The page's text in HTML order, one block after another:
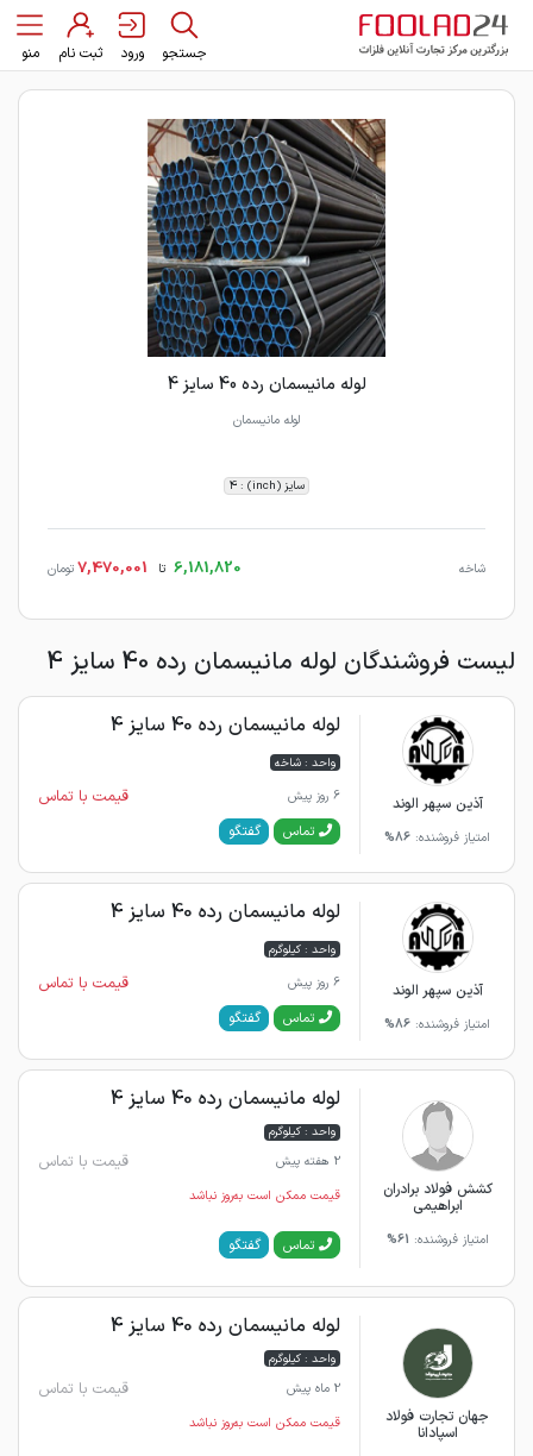
جستجو ورود ثبت نام منو
لوله مانیسمان رده 40 سایز 4
لوله مانیسمان
سایز (inch) : 4
شاخه 6,181,820 تا 7,470,001 تومان
لیست فروشندگان لوله مانیسمان رده 40 سایز 4
آذین سپهر الوند
امتیاز فروشنده: 86%
لوله مانیسمان رده 40 سایز 4
واحد : شاخه
6 روز پیش
قیمت با تماس
تماس گفتگو
آذین سپهر الوند
امتیاز فروشنده: 86%
لوله مانیسمان رده 40 سایز 4
واحد : کیلوگرم
6 روز پیش
قیمت با تماس
تماس گفتگو
کشش فولاد برادران
ابراهیمی
امتیاز فروشنده: 61%
لوله مانیسمان رده 40 سایز 4
واحد : کیلوگرم
2 هفته پیش
قیمت با تماس
قیمت ممکن است به‌روز نباشد
تماس گفتگو
جهان تجارت فولاد
اسپادانا
لوله مانیسمان رده 40 سایز 4
واحد : کیلوگرم
2 ماه پیش
قیمت با تماس
قیمت ممکن است به‌روز نباشد